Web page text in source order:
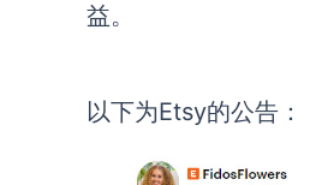
益。
以下为Etsy的公告：